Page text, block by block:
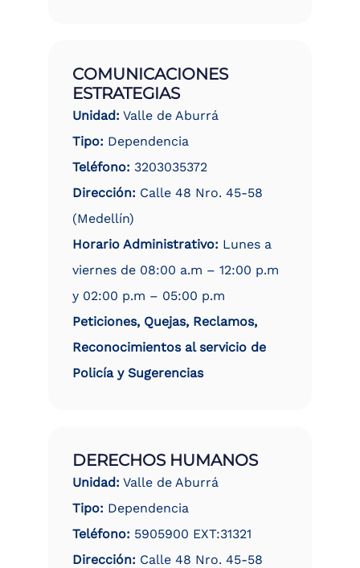
COMUNICACIONES
ESTRATEGIAS
Unidad: Valle de Aburrá
Tipo: Dependencia
Teléfono: 3203035372
Dirección: Calle 48 Nro. 45-58
(Medellín)
Horario Administrativo: Lunes a
viernes de 08:00 a.m – 12:00 p.m
y 02:00 p.m – 05:00 p.m
Peticiones, Quejas, Reclamos,
Reconocimientos al servicio de
Policía y Sugerencias
DERECHOS HUMANOS
Unidad: Valle de Aburrá
Tipo: Dependencia
Teléfono: 5905900 EXT:31321
Dirección: Calle 48 Nro. 45-58